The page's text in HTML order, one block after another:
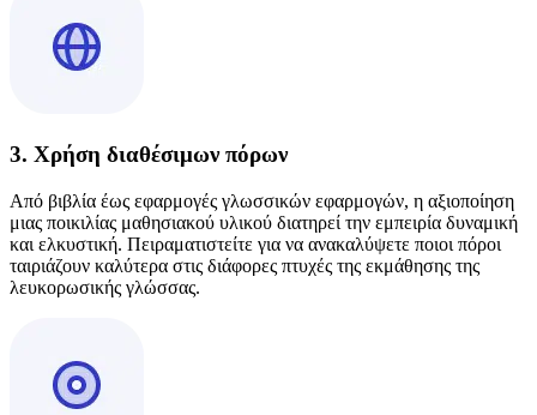
3. Χρήση διαθέσιμων πόρων
Από βιβλία έως εφαρμογές γλωσσικών εφαρμογών, η αξιοποίηση
μιας ποικιλίας μαθησιακού υλικού διατηρεί την εμπειρία δυναμική
και ελκυστική. Πειραματιστείτε για να ανακαλύψετε ποιοι πόροι
ταιριάζουν καλύτερα στις διάφορες πτυχές της εκμάθησης της
λευκορωσικής γλώσσας.